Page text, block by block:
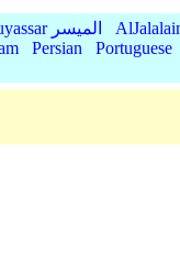
AlMuyassar الميسر
Persian Portuguese